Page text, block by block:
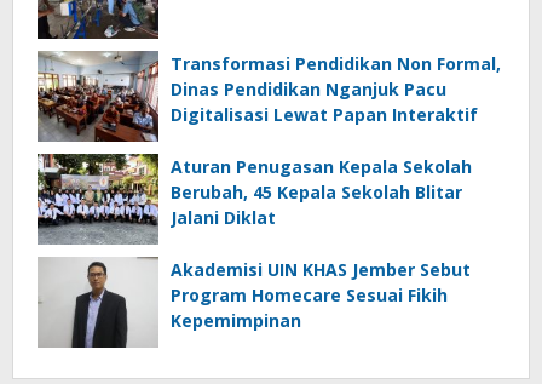
Transformasi Pendidikan Non Formal,
Dinas Pendidikan Nganjuk Pacu
Digitalisasi Lewat Papan Interaktif
Aturan Penugasan Kepala Sekolah
Berubah, 45 Kepala Sekolah Blitar
Jalani Diklat
Akademisi UIN KHAS Jember Sebut
Program Homecare Sesuai Fikih
Kepemimpinan